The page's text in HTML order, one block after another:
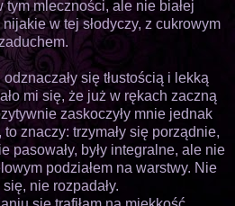
tym mleczności, ale nie białej
nijakie w tej słodyczy, z cukrowym
się tłustością i lekką
mi się, że już w rękach zaczną
zaskoczyły mnie jednak
to znaczy: trzymały się porządnie,
pasowały, były integralne, ale nie
podziałem na warstwy. Nie
się, nie rozpadały.